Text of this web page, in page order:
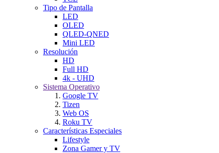
Tipo de Pantalla
LED
OLED
QLED-QNED
Mini LED
Resolución
HD
Full HD
4k - UHD
Sistema Operativo
Google TV
Tizen
Web OS
Roku TV
Características Especiales
Lifestyle
Zona Gamer y TV